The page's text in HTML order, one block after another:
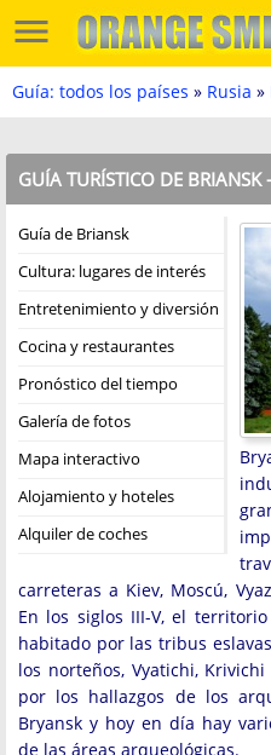
Guía: todos los países » Rusia »
GUÍA TURÍSTICO DE BRIANSK
Guía de Briansk
Cultura: lugares de interés
Entretenimiento y diversión
Cocina y restaurantes
Pronóstico del tiempo
Galería de fotos
Mapa interactivo
Alojamiento y hoteles
Alquiler de coches
carreteras a Kiev, Moscú,
En los siglos III-V, el
habitado por las tribus
los norteños, Vyatichi,
por los hallazgos de los
Bryansk y hoy en día hay
de las áreas arqueológicas.